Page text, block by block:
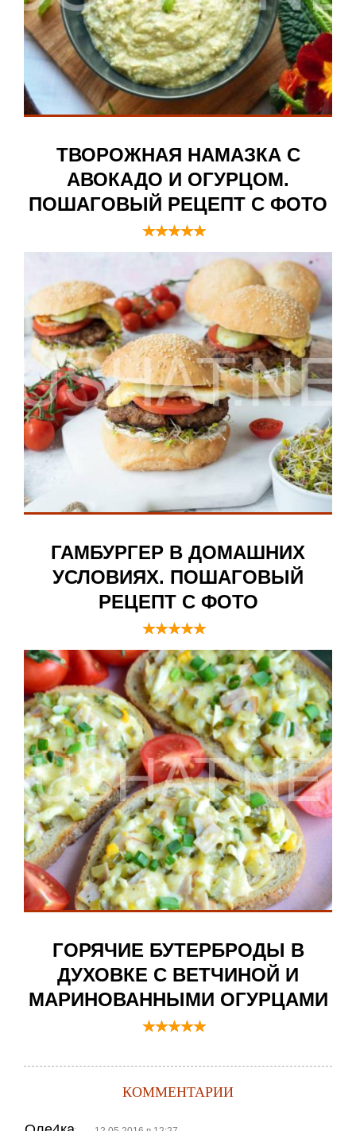
ТВОРОЖНАЯ НАМАЗКА С
АВОКАДО И ОГУРЦОМ.
ПОШАГОВЫЙ РЕЦЕПТ С ФОТО
ГАМБУРГЕР В ДОМАШНИХ
УСЛОВИЯХ. ПОШАГОВЫЙ
РЕЦЕПТ С ФОТО
ГОРЯЧИЕ БУТЕРБРОДЫ В
ДУХОВКЕ С ВЕТЧИНОЙ И
МАРИНОВАННЫМИ ОГУРЦАМИ
КОММЕНТАРИИ